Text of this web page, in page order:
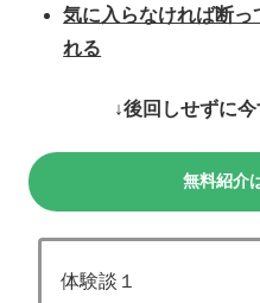
気に入らなければ断っ
れる
↓後回しせずに
無料紹介
体験談１